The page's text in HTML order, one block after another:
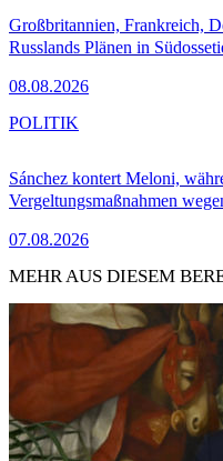
Großbritannien, Frankreich,
Russlands Plänen in
08.08.2026
Sánchez kontert Meloni,
Vergeltungsmaßnahmen
07.08.2026
POLITIK
MEHR AUS DIESEM